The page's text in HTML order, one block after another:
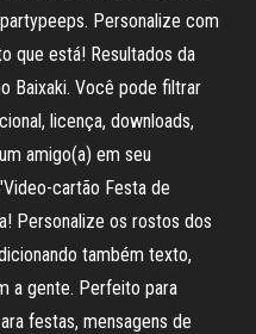
Personalize com
que está! Resultados da
Baixaki. Você pode filtrar
licença, downloads,
amigo(a) em seu
cartão Festa de
Personalize os rostos dos
também texto,
a gente. Perfeito para
festas, mensagens de